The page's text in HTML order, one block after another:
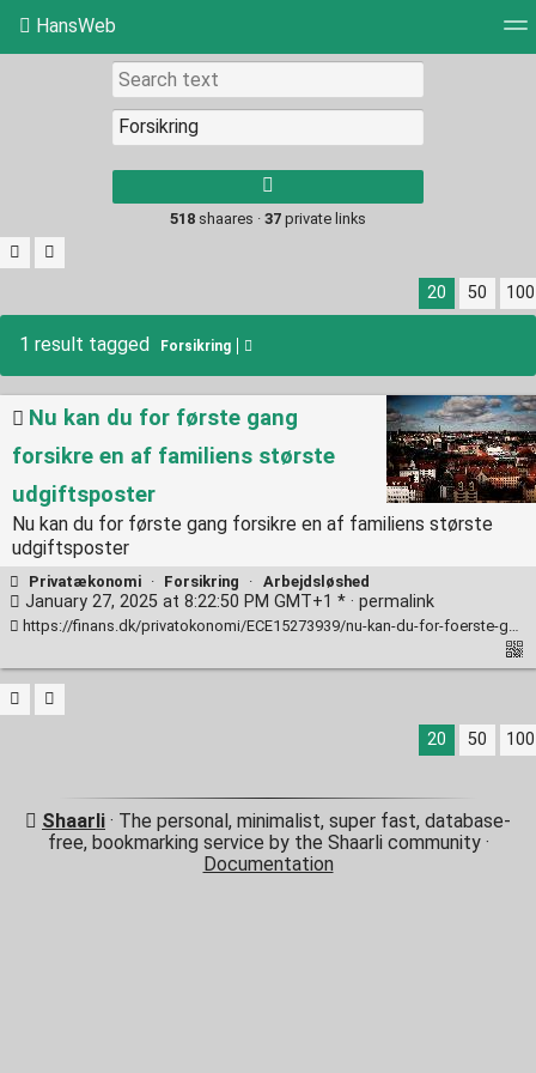
HansWeb
Picture wall
results.
518 shaares · 37 private links
20 50 100
1 result tagged Forsikring
Nu kan du for første gang
forsikre en af familiens største
udgiftsposter
Nu kan du for første gang forsikre en af familiens største
udgiftsposter
Privatækonomi · Forsikring · Arbejdsløshed
January 27, 2025 at 8:22:50 PM GMT+1 * · permalink
https://finans.dk/privatokonomi/ECE15273939/nu-kan-du-for-foerste-gang-forsikre-en-af-familiens-stoerste-udgiftsposter/
20 50 100
Shaarli · The personal, minimalist, super fast, database-
free, bookmarking service by the Shaarli community ·
Documentation